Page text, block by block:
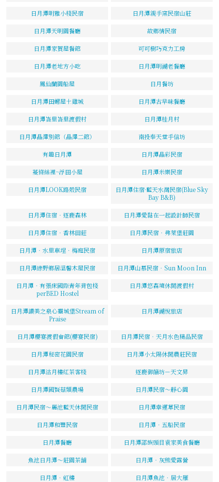
日月潭明雅小棧民宿 日月潭親手窯民宿山莊
日月潭天明園餐廳 故鄉情民宿
日月潭家賀屋餐館 可可樹巧克力工房
日月潭老地方小吃 日月潭明湖老餐廳
鳳仙蘭園船屋 日月餐坊
日月潭田螺屋土雞城 日月潭古早味餐廳
日月潭峇里峇里渡假村 日月潭桂月村
日月潭晶澤別館（晶澤二館） 南投奉天堂手信坊
有趣日月潭 日月潭晶彩民宿
蔓條絲裡~浮田小屋 日月潭米樂民宿
日月潭LOOK路殼民宿
日月潭住宿·藍天水灣民宿(Blue Sky
Bay B&B)
日月潭住宿‧逐鹿森林 日月潭愛黏在一起設計師民宿
日月潭住宿‧香林田莊 日月潭民宿．弗萊堡莊園
日月潭．水里車埕．梅庭民宿 日月潭原宿旅店
日月潭綠野鄉居溫馨木屋民宿 日月潭山慕民宿．Sun Moon Inn
日月潭‧有張床國際青年背包棧
perBED Hostel
日月潭悠森境休閒渡假村
日月潭讚美之泉心靈城堡Stream of
Praise
日月潭湖悅旅店
日月潭櫻宴渡假會館(櫻宴民宿) 日月潭民宿．天月水色精品民宿
日月潭秘密花園民宿 日月潭小太陽休閒農莊民宿
日月潭沽月樓紅茶客棧 逐鹿御饍坊－天文昇
日月潭國賢菇類農場 日月潭民宿～靜心園
日月潭民宿～麗池藍天休閒民宿 日月潭幸運草民宿
日月潭和豐民宿 日月潭‧五船民宿
日月潭餐廳 日月潭邵族頭目袁家美食餐廳
魚池日月潭～莊園茶舖 日月潭‧灰熊愛露營
日月潭．虹樓 日月潭魚池．居大雁